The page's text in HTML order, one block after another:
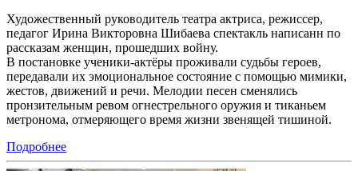
Художественный руководитель театра актриса, режиссер,
педагог Ирина Викторовна Шибаева спектакль написанн по
рассказам женщин, прошедших войну.
В постановке ученики-актёры проживали судьбы героев,
передавали их эмоциональное состояние с помощью мимики,
жестов, движений и речи. Мелодии песен сменялись
пронзительным ревом огнестрельного оружия и тиканьем
метронома, отмеряющего время жизни звенящей тишиной.
Подробнее